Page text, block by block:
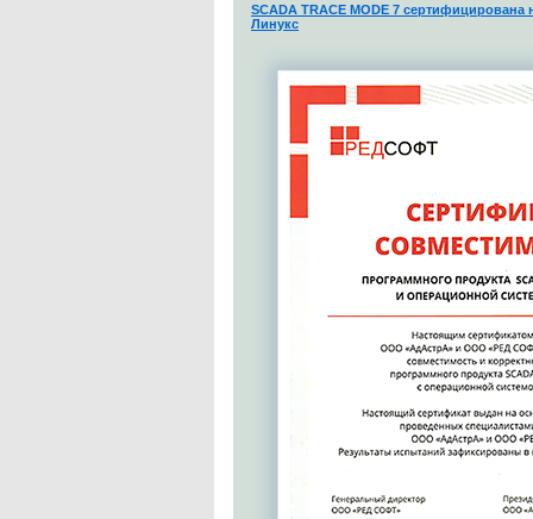
SCADA TRACE MODE 7
Линукс